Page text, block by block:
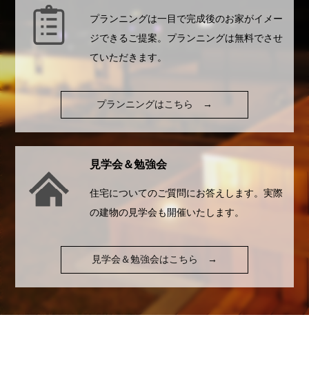
プランニングは一目で完成後のお家がイメー
ジできるご提案。プランニングは無料でさせ
ていただきます。
プランニングはこちら →
見学会＆勉強会
住宅についてのご質問にお答えします。実際
の建物の見学会も開催いたします。
見学会＆勉強会はこちら →